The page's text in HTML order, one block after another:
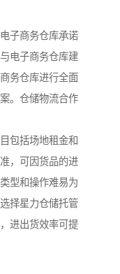
子商务仓库承诺
电子商务仓库建
务仓库进行全面
。仓储物流合作
包括场地租金和
，可因货品的进
型和操作难易为
择星力仓储托管
进出货效率可提